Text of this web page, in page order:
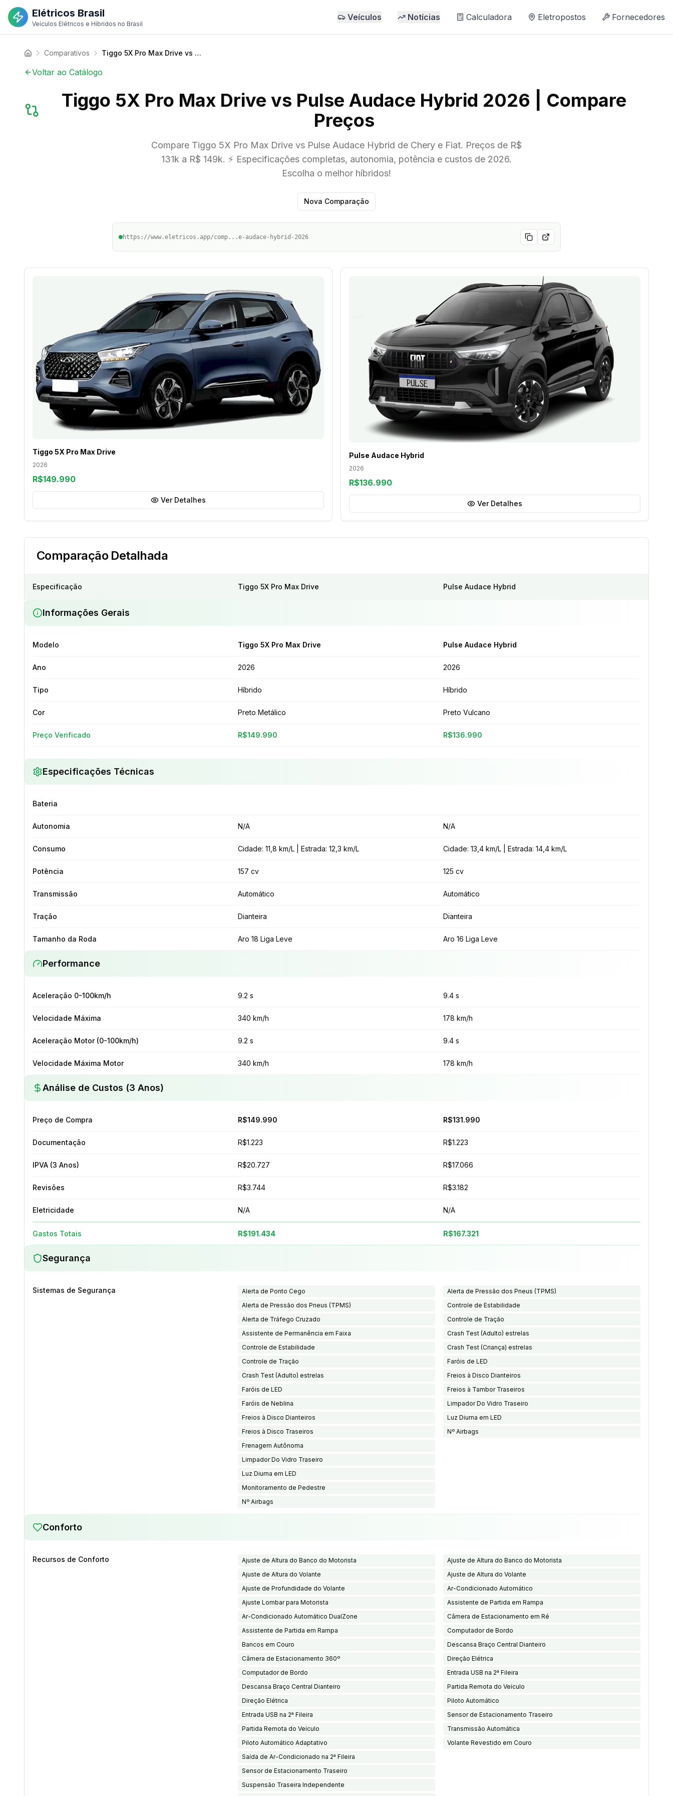
Elétricos Brasil
Veículos Elétricos e Híbridos no Brasil
Veículos Notícias Calculadora Eletropostos Fornecedores
Comparativos Tiggo 5X Pro Max Drive vs Pulse Audace Hybrid 2026 | Compare Preços
Voltar ao Catálogo
Tiggo 5X Pro Max Drive vs Pulse Audace Hybrid 2026 | Compare
Preços
Compare Tiggo 5X Pro Max Drive vs Pulse Audace Hybrid de Chery e Fiat. Preços de R$
131k a R$ 149k. ⚡ Especificações completas, autonomia, potência e custos de 2026.
Escolha o melhor híbridos!
Nova Comparação
https://www.eletricos.app/comp...e-audace-hybrid-2026
Tiggo 5X Pro Max Drive
2026
R$149.990
Ver Detalhes
Pulse Audace Hybrid
2026
R$136.990
Ver Detalhes
Comparação Detalhada
Especificação Tiggo 5X Pro Max Drive Pulse Audace Hybrid
Informações Gerais
Modelo Tiggo 5X Pro Max Drive Pulse Audace Hybrid
Ano 2026 2026
Tipo Híbrido Híbrido
Cor Preto Metálico Preto Vulcano
Preço Verificado R$149.990 R$136.990
Especificações Técnicas
Bateria
Autonomia N/A N/A
Consumo Cidade: 11,8 km/L | Estrada: 12,3 km/L Cidade: 13,4 km/L | Estrada: 14,4 km/L
Potência 157 cv 125 cv
Transmissão Automático Automático
Tração Dianteira Dianteira
Tamanho da Roda Aro 18 Liga Leve Aro 16 Liga Leve
Performance
Aceleração 0-100km/h 9.2 s 9.4 s
Velocidade Máxima 340 km/h 178 km/h
Aceleração Motor (0-100km/h) 9.2 s 9.4 s
Velocidade Máxima Motor 340 km/h 178 km/h
Análise de Custos (3 Anos)
Preço de Compra R$149.990 R$131.990
Documentação R$1.223 R$1.223
IPVA (3 Anos) R$20.727 R$17.066
Revisões R$3.744 R$3.182
Eletricidade N/A N/A
Gastos Totais R$191.434 R$167.321
Segurança
Sistemas de Segurança
Alerta de Ponto Cego
Alerta de Pressão dos Pneus (TPMS)
Alerta de Tráfego Cruzado
Assistente de Permanência em Faixa
Controle de Estabilidade
Controle de Tração
Crash Test (Adulto) estrelas
Faróis de LED
Faróis de Neblina
Freios à Disco Dianteiros
Freios à Disco Traseiros
Frenagem Autônoma
Limpador Do Vidro Traseiro
Luz Diurna em LED
Monitoramento de Pedestre
Nº Airbags
Alerta de Pressão dos Pneus (TPMS)
Controle de Estabilidade
Controle de Tração
Crash Test (Adulto) estrelas
Crash Test (Criança) estrelas
Faróis de LED
Freios à Disco Dianteiros
Freios à Tambor Traseiros
Limpador Do Vidro Traseiro
Luz Diurna em LED
Nº Airbags
Conforto
Recursos de Conforto
Ajuste de Altura do Banco do Motorista
Ajuste de Altura do Volante
Ajuste de Profundidade do Volante
Ajuste Lombar para Motorista
Ar-Condicionado Automático DualZone
Assistente de Partida em Rampa
Bancos em Couro
Câmera de Estacionamento 360º
Computador de Bordo
Descansa Braço Central Dianteiro
Direção Elétrica
Entrada USB na 2ª Fileira
Partida Remota do Veículo
Piloto Automático Adaptativo
Saída de Ar-Condicionado na 2ª Fileira
Sensor de Estacionamento Traseiro
Suspensão Traseira Independente
Ajuste de Altura do Banco do Motorista
Ajuste de Altura do Volante
Ar-Condicionado Automático
Assistente de Partida em Rampa
Câmera de Estacionamento em Ré
Computador de Bordo
Descansa Braço Central Dianteiro
Direção Elétrica
Entrada USB na 2ª Fileira
Partida Remota do Veículo
Piloto Automático
Sensor de Estacionamento Traseiro
Transmissão Automática
Volante Revestido em Couro